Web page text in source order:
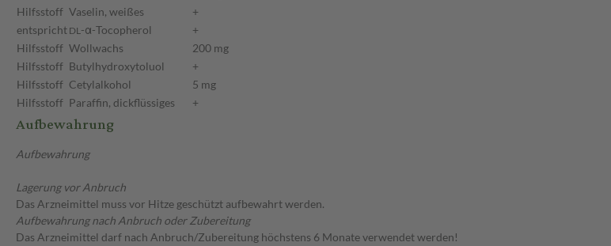
Hilfsstoff Vaselin, weißes
+
entspricht DL-α-Tocopherol
+
Hilfsstoff Wollwachs
200 mg
Hilfsstoff Butylhydroxytoluol
+
Hilfsstoff Cetylalkohol
5 mg
Hilfsstoff Paraffin, dickflüssiges +
Aufbewahrung
Aufbewahrung
Lagerung vor Anbruch
Das Arzneimittel muss vor Hitze geschützt aufbewahrt werden.
Aufbewahrung nach Anbruch oder Zubereitung
Das Arzneimittel darf nach Anbruch/Zubereitung höchstens 6 Monate verwendet werden!